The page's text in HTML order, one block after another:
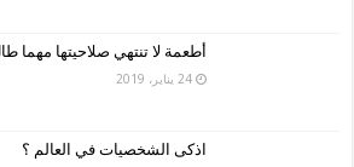
أطعمة لا تنتهي صلاحيتها مهما
24 يناير، 2019
اذكى الشخصيات في العالم ؟